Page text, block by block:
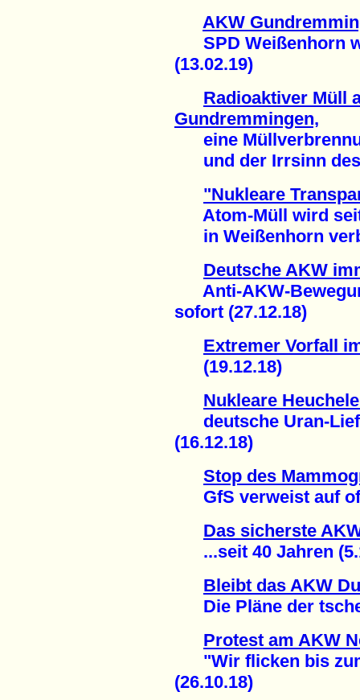
AKW
SPD Weißenhorn
(13.02.19)
Radioaktiver Müll
Gundremmingen,
eine
und der Irrsinn des
"Nukleare
Atom-Müll wird
in Weißenhorn
Deutsche AKW
Anti-AKW-
sofort (27.12.18)
Extremer Vorfall
(19.12.18)
Nukleare
deutsche Uran-
(16.12.18)
Stop des
GfS verweist auf
Das sicherste
...seit 40 Jahren
Bleibt das AKW
Die Pläne der
Protest am AKW
"Wir flicken bis
(26.10.18)